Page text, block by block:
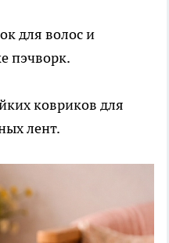
для волос и
пэчворк.
ковриков для
лент.